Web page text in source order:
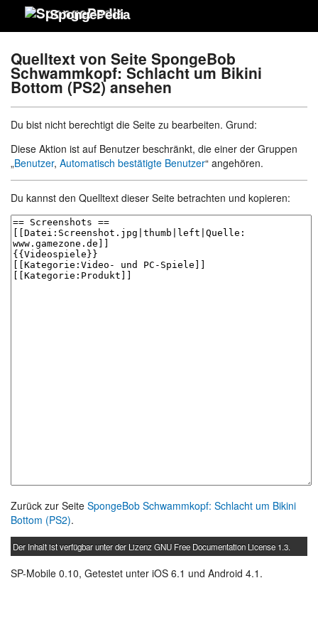
SpongePedia
Quelltext von Seite SpongeBob
Schwammkopf: Schlacht um Bikini
Bottom (PS2) ansehen
Du bist nicht berechtigt die Seite zu bearbeiten. Grund:
Diese Aktion ist auf Benutzer beschränkt, die einer der Gruppen
„Benutzer, Automatisch bestätigte Benutzer“ angehören.
Du kannst den Quelltext dieser Seite betrachten und kopieren:
Zurück zur Seite SpongeBob Schwammkopf: Schlacht um Bikini
Bottom (PS2).
Der Inhalt ist verfügbar unter der LizenzGNU Free Documentation License 1.3
SP-Mobile 0.10, Getestet unter iOS 6.1 und Android 4.1.